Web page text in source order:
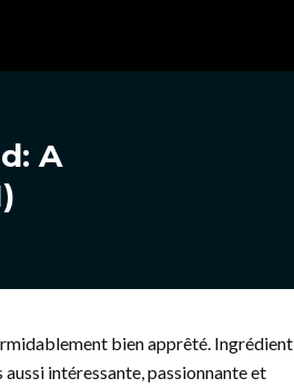
A
bien apprêté. Ingrédient
intéressante, passionnante et